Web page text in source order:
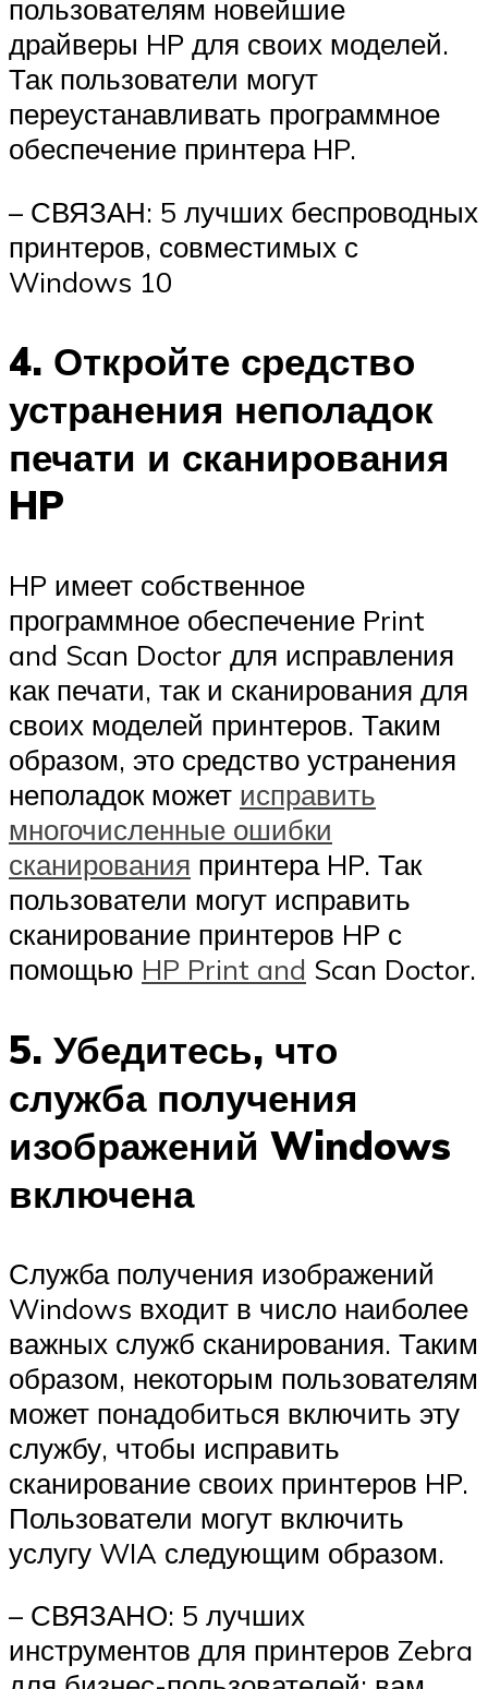
пользователям новейшие
драйверы HP для своих моделей.
Так пользователи могут
переустанавливать программное
обеспечение принтера HP.
– СВЯЗАН: 5 лучших беспроводных
принтеров, совместимых с
Windows 10
4. Откройте средство
устранения неполадок
печати и сканирования
HP
HP имеет собственное
программное обеспечение Print
and Scan Doctor для исправления
как печати, так и сканирования для
своих моделей принтеров. Таким
образом, это средство устранения
неполадок может исправить
многочисленные ошибки
сканирования принтера HP. Так
пользователи могут исправить
сканирование принтеров HP с
помощью HP Print and Scan Doctor.
5. Убедитесь, что
служба получения
изображений Windows
включена
Служба получения изображений
Windows входит в число наиболее
важных служб сканирования. Таким
образом, некоторым пользователям
может понадобиться включить эту
службу, чтобы исправить
сканирование своих принтеров HP.
Пользователи могут включить
услугу WIA следующим образом.
– СВЯЗАНО: 5 лучших
инструментов для принтеров Zebra